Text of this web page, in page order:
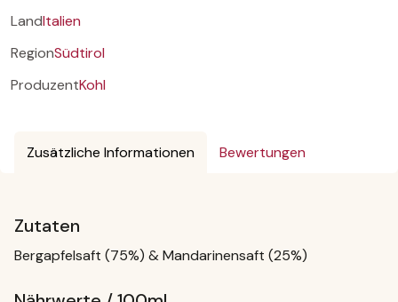
LandItalien
RegionSüdtirol
ProduzentKohl
Zusätzliche Informationen Bewertungen
Zutaten
Bergapfelsaft (75%) & Mandarinensaft (25%)